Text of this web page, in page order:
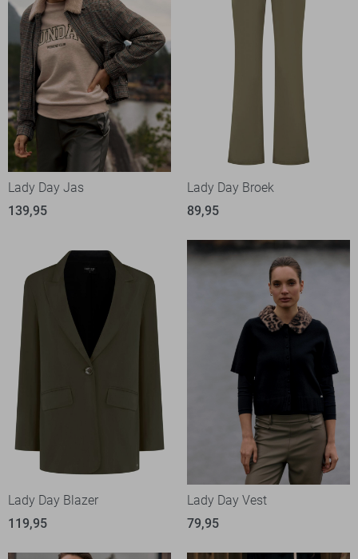
Lady Day Jas
139,95
Lady Day Broek
89,95
Lady Day Blazer
119,95
Lady Day Vest
79,95